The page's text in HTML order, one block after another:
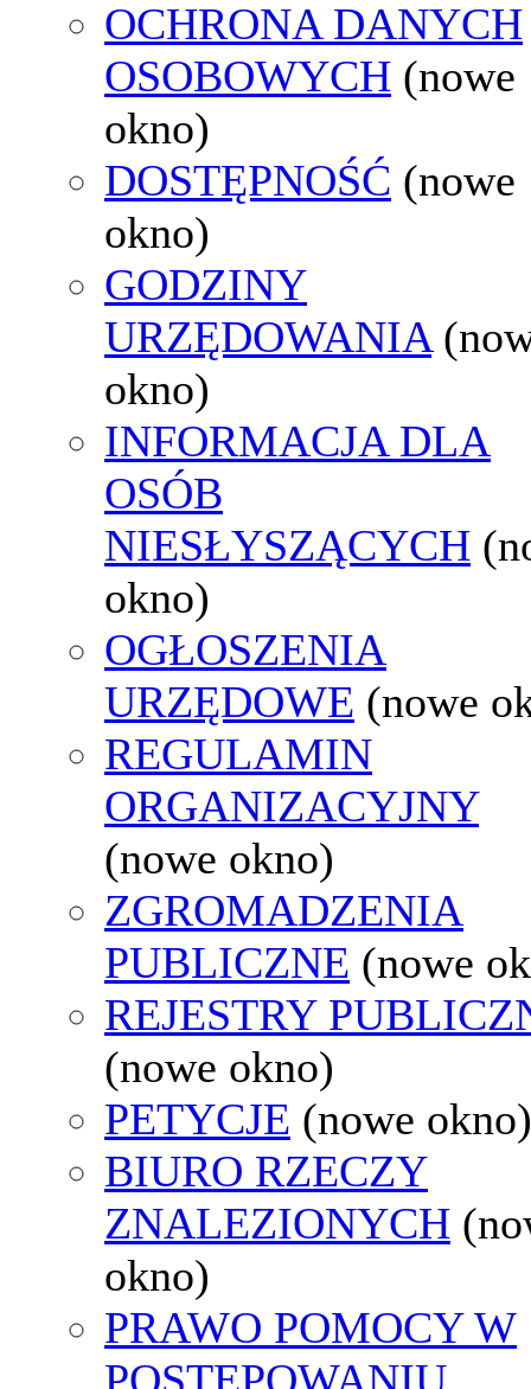
OCHRONA DANYCH
OSOBOWYCH (nowe
okno)
DOSTĘPNOŚĆ (nowe
okno)
GODZINY
URZĘDOWANIA
okno)
INFORMACJA DLA
OSÓB
NIESŁYSZĄCYCH
okno)
OGŁOSZENIA
URZĘDOWE (nowe
REGULAMIN
ORGANIZACYJNY
(nowe okno)
ZGROMADZENIA
PUBLICZNE (nowe
REJESTRY
(nowe okno)
PETYCJE (nowe okno)
BIURO RZECZY
ZNALEZIONYCH
okno)
PRAWO POMOCY W